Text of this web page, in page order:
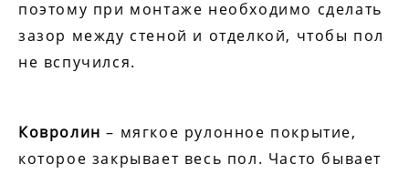
поэтому при монтаже необходимо сделать
зазор между стеной и отделкой, чтобы пол
не вспучился.
Ковролин – мягкое рулонное покрытие,
которое закрывает весь пол. Часто бывает